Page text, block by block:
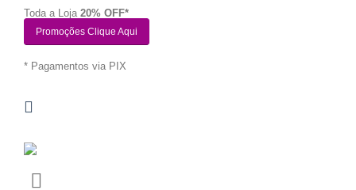
Toda a Loja 20% OFF*
Promoções Clique Aqui
* Pagamentos via PIX